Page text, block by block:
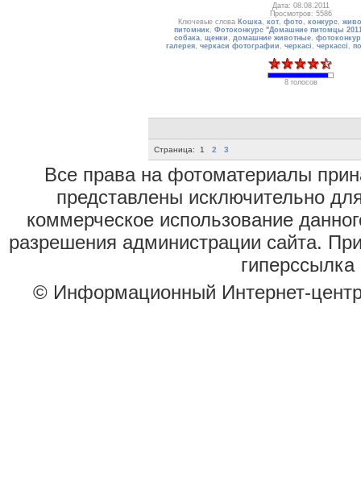
Дата: 08.08.2011
Просмотров: 5586
Ключевые слова Кошка, кот, фото , конкурс,
питомник, Фотоконкурс "Домашние питомцы
собака, щенки , домашние животные,
галерея, черкаси фотографии , черкасі , черкассі ,
8 голосов
Страница: 1 2 3
Все права на фотоматериалы
представлены исключительно
коммерческое использование
разрешения администрации сайта.
гиперссылка
© Информационный Интернет-